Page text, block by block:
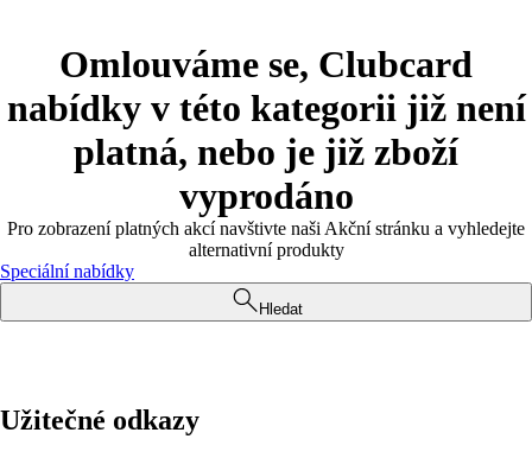
Omlouváme se, Clubcard
nabídky v této kategorii již není
platná, nebo je již zboží
vyprodáno
Pro zobrazení platných akcí navštivte naši Akční stránku a vyhledejte
alternativní produkty
Speciální nabídky
Hledat
Užitečné odkazy